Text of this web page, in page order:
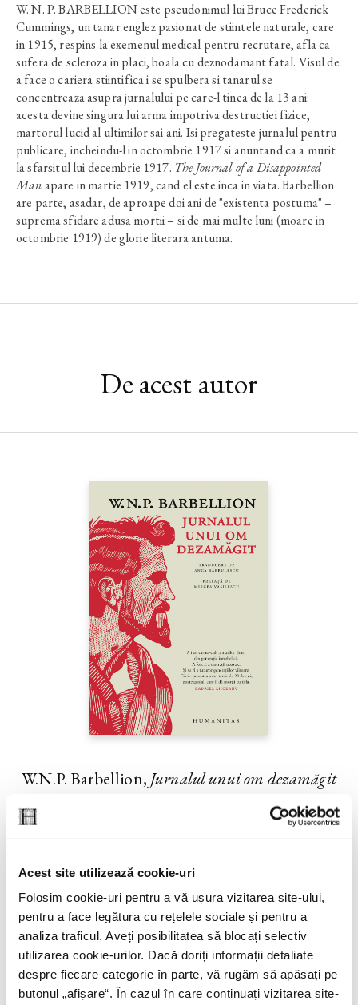
Acest site utilizează cookie-uri
Folosim cookie-uri pentru a vă ușura vizitarea site-ului,
pentru a face legătura cu rețelele sociale și pentru a
analiza traficul. Aveți posibilitatea să blocați selectiv
utilizarea cookie-urilor. Dacă doriți informații detaliate
despre fiecare categorie în parte, vă rugăm să apăsați pe
butonul „afișare“. În cazul în care continuați vizitarea site-
W. N. P. BARBELLION este pseudonimul lui Bruce Frederick
Cummings, un tanar englez pasionat de stiintele naturale, care
in 1915, respins la exemenul medical pentru recrutare, afla ca
sufera de scleroza in placi, boala cu deznodamant fatal. Visul de
a face o cariera stiintifica i se spulbera si tanarul se
concentreaza asupra jurnalului pe care-l tinea de la 13 ani:
acesta devine singura lui arma impotriva destructiei fizice,
martorul lucid al ultimilor sai ani. Isi pregateste jurnalul pentru
publicare, incheindu-l in octombrie 1917 si anuntand ca a murit
la sfarsitul lui decembrie 1917. The Journal of a Disappointed
Manapare in martie 1919, cand el este inca in viata. Barbellion
are parte, asadar, de aproape doi ani de "existenta postuma" –
suprema sfidare adusa mortii – si de mai multe luni (moare in
octombrie 1919) de glorie literara antuma.
De acest autor
W.N.P. Barbellion, Jurnalul unui om dezamăgit